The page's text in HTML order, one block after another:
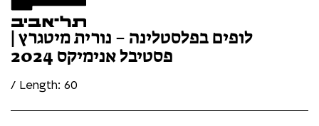
לופים בפלסטלינה – נורית מיטגרץ |
פסטיבל אנימיקס 2024
/ Length: 60